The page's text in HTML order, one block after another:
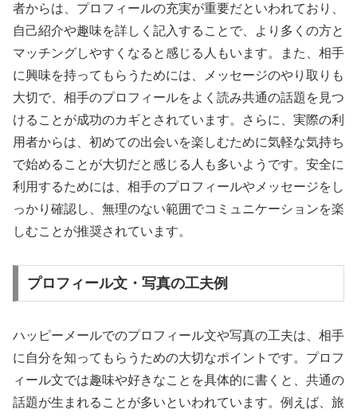
者からは、プロフィールの充実が重要だといわれており、
自己紹介や趣味を詳しく記入することで、より多くの方と
マッチングしやすくなると感じる人もいます。また、相手
に興味を持ってもらうためには、メッセージのやり取りも
大切で、相手のプロフィールをよく読み共通の話題を見つ
けることが成功のカギとされています。さらに、実際の利
用者からは、初めての出会いを楽しむために気軽な気持ち
で始めることが大切だと感じる人も多いようです。安全に
利用するためには、相手のプロフィールやメッセージをし
っかり確認し、無理のない範囲でコミュニケーションを楽
しむことが推奨されています。
プロフィール文・写真の工夫例
ハッピーメールでのプロフィール文や写真の工夫は、相手
に自分を知ってもらうための大切なポイントです。プロフ
ィール文では趣味や好きなことを具体的に書くと、共通の
話題が生まれることが多いといわれています。例えば、旅